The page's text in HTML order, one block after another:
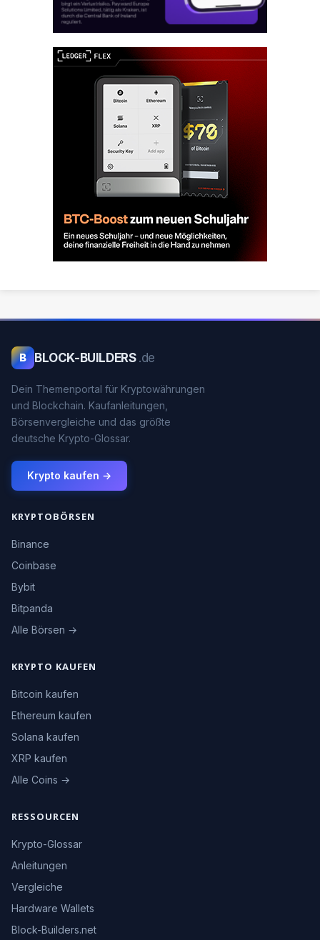
B BLOCK-BUILDERS .de
Dein Themenportal für Kryptowährungen
und Blockchain. Kaufanleitungen,
Börsenvergleiche und das größte
deutsche Krypto-Glossar.
Krypto kaufen →
KRYPTOBÖRSEN
Binance
Coinbase
Bybit
Bitpanda
Alle Börsen →
KRYPTO KAUFEN
Bitcoin kaufen
Ethereum kaufen
Solana kaufen
XRP kaufen
Alle Coins →
RESSOURCEN
Krypto-Glossar
Anleitungen
Vergleiche
Hardware Wallets
Block-Builders.net